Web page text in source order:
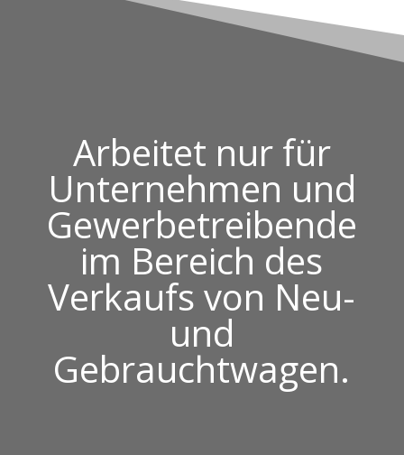
Arbeitet nur für
Unternehmen und
Gewerbetreibende
im Bereich des
Verkaufs von Neu-
und
Gebrauchtwagen.